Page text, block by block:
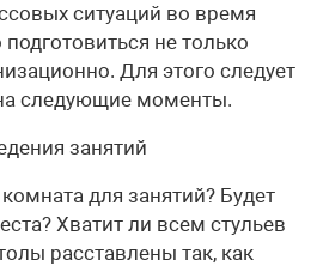
ситуаций во время
не только
Для этого следует
следующие моменты.
занятий
для занятий? Будет
Хватит ли всем стульев
расставлены так, как